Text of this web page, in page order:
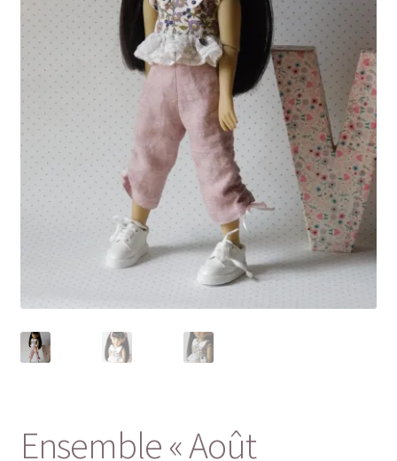
Panier
Politique de confidentialité
Politique de cookies (UE)
Validation de la commande
Ensemble « Août